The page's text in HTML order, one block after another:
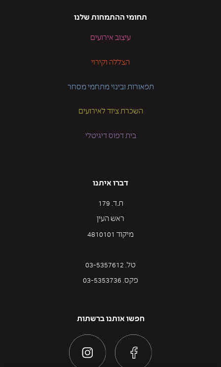
תחומי ההתמחות שלנו
עיצוב אירועים
הצללה וקירוי
תפאורות ובינוי מתחמי מסחר
השכרת ציוד לאירועים
בית דפוס דיגיטלי
דברו איתנו
ת.ד. 179
ראש העין
מיקוד 4810101
טל. 03-5357612
פקס. 03-5353736
חפשו אותנו ברשתות